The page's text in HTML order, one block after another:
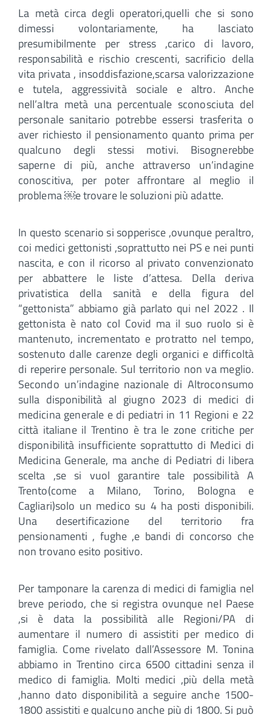
La metà circa degli operatori,quelli che si sono
dimessi volontariamente, ha lasciato
presumibilmente per stress ,carico di lavoro,
responsabilità e rischio crescenti, sacrificio della
vita privata , insoddisfazione,scarsa valorizzazione
e tutela, aggressività sociale e altro. Anche
nell’altra metà una percentuale sconosciuta del
personale sanitario potrebbe essersi trasferita o
aver richiesto il pensionamento quanto prima per
qualcuno degli stessi motivi. Bisognerebbe
saperne di più, anche attraverso un’indagine
conoscitiva, per poter affrontare al meglio il
problema ￼e trovare le soluzioni più adatte.
In questo scenario si sopperisce ,ovunque peraltro,
coi medici gettonisti ,soprattutto nei PS e nei punti
nascita, e con il ricorso al privato convenzionato
per abbattere le liste d’attesa. Della deriva
privatistica della sanità e della figura del
“gettonista” abbiamo già parlato qui nel 2022 . Il
gettonista è nato col Covid ma il suo ruolo si è
mantenuto, incrementato e protratto nel tempo,
sostenuto dalle carenze degli organici e difficoltà
di reperire personale. Sul territorio non va meglio.
Secondo un’indagine nazionale di Altroconsumo
sulla disponibilità al giugno 2023 di medici di
medicina generale e di pediatri in 11 Regioni e 22
città italiane il Trentino è tra le zone critiche per
disponibilità insufficiente soprattutto di Medici di
Medicina Generale, ma anche di Pediatri di libera
scelta ,se si vuol garantire tale possibilità A
Trento(come a Milano, Torino, Bologna e
Cagliari)solo un medico su 4 ha posti disponibili.
Una desertificazione del territorio fra
pensionamenti , fughe ,e bandi di concorso che
non trovano esito positivo.
Per tamponare la carenza di medici di famiglia nel
breve periodo, che si registra ovunque nel Paese
,si è data la possibilità alle Regioni/PA di
aumentare il numero di assistiti per medico di
famiglia. Come rivelato dall’Assessore M. Tonina
abbiamo in Trentino circa 6500 cittadini senza il
medico di famiglia. Molti medici ,più della metà
,hanno dato disponibilità a seguire anche 1500-
1800 assistiti e qualcuno anche più di 1800. Si può